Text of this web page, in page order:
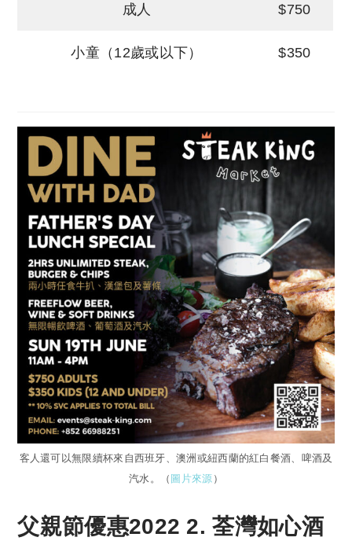
成人 $750
小童（12歲或以下） $350
客人還可以無限續杯來自西班牙、澳洲或紐西蘭的紅白餐酒、啤酒及
汽水。（ 圖片來源 ）
父親節優惠2022 2. 荃灣如心酒